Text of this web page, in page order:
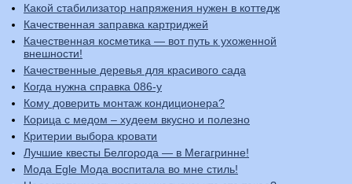
Какой стабилизатор напряжения нужен в коттедж
Качественная заправка картриджей
Качественная косметика — вот путь к ухоженной
внешности!
Качественные деревья для красивого сада
Когда нужна справка 086-у
Кому доверить монтаж кондиционера?
Корица с медом – худеем вкусно и полезно
Критерии выбора кровати
Лучшие квесты Белгорода — в Мегагринне!
Мода Egle Мода воспитала во мне стиль!